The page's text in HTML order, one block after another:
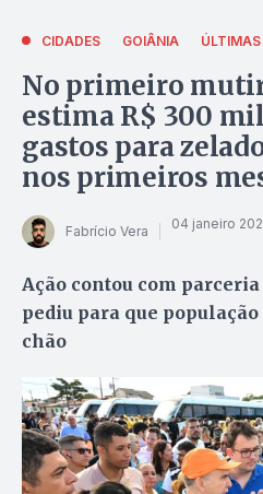
CIDADES GOIÂNIA
No primeiro
estima R$ 300
gastos para
nos primeiros
Fabrício Vera 04 janeiro
Ação contou com
pediu para que
chão